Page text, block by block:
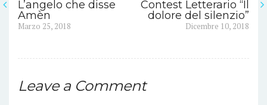
Navigazione
articoli
L’angelo che disse
Amèn
Previous
Marzo 25, 2018
Contest Letterario “Il
dolore del silenzio”
Dicembre 10, 2018
Leave a Comment